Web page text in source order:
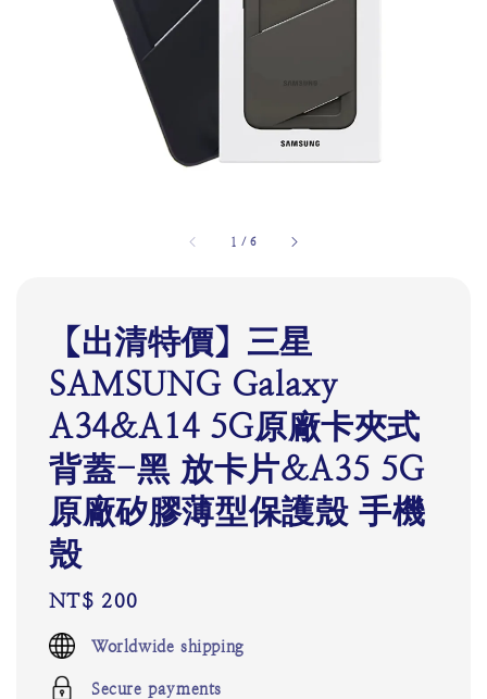
1 /6
【出清特價】三星
SAMSUNG Galaxy
A34&A14 5G原廠卡夾式
背蓋-黑 放卡片&A35 5G
原廠矽膠薄型保護殼 手機
殼
Regular
price
NT$ 200
Worldwide shipping
Secure payments